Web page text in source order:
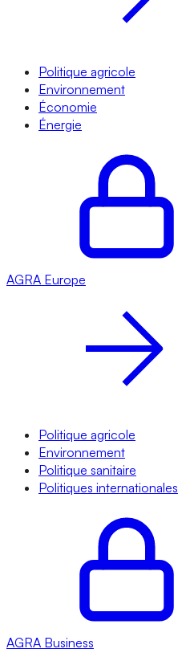
Politique agricole
Environnement
Économie
Énergie
AGRA Europe
Politique agricole
Environnement
Politique sanitaire
Politiques internationales
AGRA Business